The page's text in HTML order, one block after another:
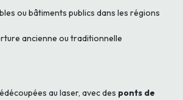
ou bâtiments publics dans les régions
ancienne ou traditionnelle
au laser, avec des ponts de